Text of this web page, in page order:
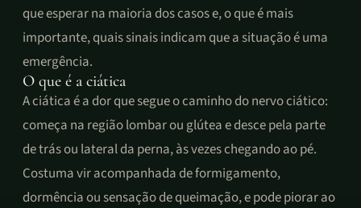
que esperar na maioria dos casos e, o que é mais
importante, quais sinais indicam que a situação é uma
emergência.
O que é a ciática
A ciática é a dor que segue o caminho do nervo ciático:
começa na região lombar ou glútea e desce pela parte
de trás ou lateral da perna, às vezes chegando ao pé.
Costuma vir acompanhada de formigamento,
dormência ou sensação de queimação, e pode piorar ao